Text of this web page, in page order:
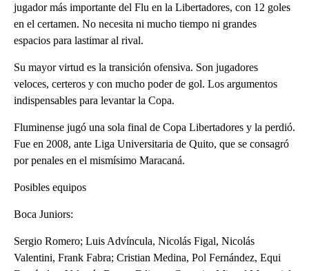
jugador más importante del Flu en la Libertadores, con 12 goles
en el certamen. No necesita ni mucho tiempo ni grandes
espacios para lastimar al rival.
Su mayor virtud es la transición ofensiva. Son jugadores
veloces, certeros y con mucho poder de gol. Los argumentos
indispensables para levantar la Copa.
Fluminense jugó una sola final de Copa Libertadores y la perdió.
Fue en 2008, ante Liga Universitaria de Quito, que se consagró
por penales en el mismísimo Maracaná.
Posibles equipos
Boca Juniors:
Sergio Romero; Luis Advíncula, Nicolás Figal, Nicolás
Valentini, Frank Fabra; Cristian Medina, Pol Fernández, Equi